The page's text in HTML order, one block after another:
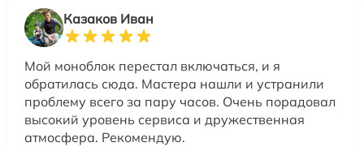
Казаков Иван
Мой моноблок перестал включаться, и я
обратилась сюда. Мастера нашли и устранили
проблему всего за пару часов. Очень порадовал
высокий уровень сервиса и дружественная
атмосфера. Рекомендую.